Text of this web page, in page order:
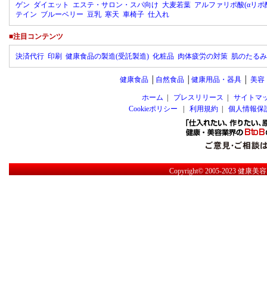
ゲン ダイエット エステ・サロン・スパ向け 大麦若葉 アルファリポ酸(αリポ
テイン ブルーベリー 豆乳 寒天 車椅子 仕入れ
■注目コンテンツ
決済代行 印刷 健康食品の製造(受託製造) 化粧品 肉体疲労の対策 肌のたる
健康食品│ 自然食品│ 健康用品・器具│ 美容
ホーム プレスリリース
サイトマ
Cookieポリシー
利用規約| 個人情報保
Copyright© 2005-2023健康美